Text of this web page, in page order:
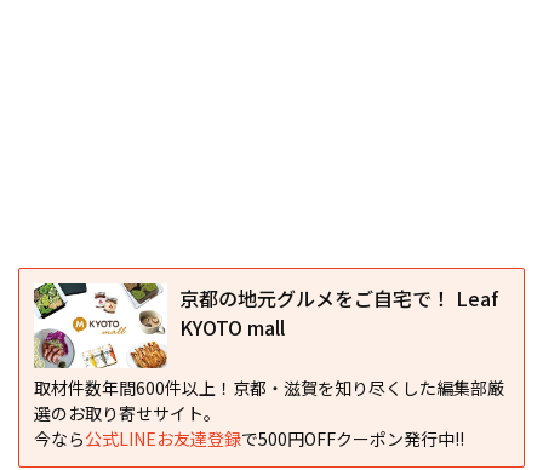
京都の地元グルメをご自宅で！ Leaf
KYOTO mall
取材件数年間600件以上！京都・滋賀を知り尽くした編集部厳
選のお取り寄せサイト。
今なら公式LINEお友達登録で500円OFFクーポン発行中!!